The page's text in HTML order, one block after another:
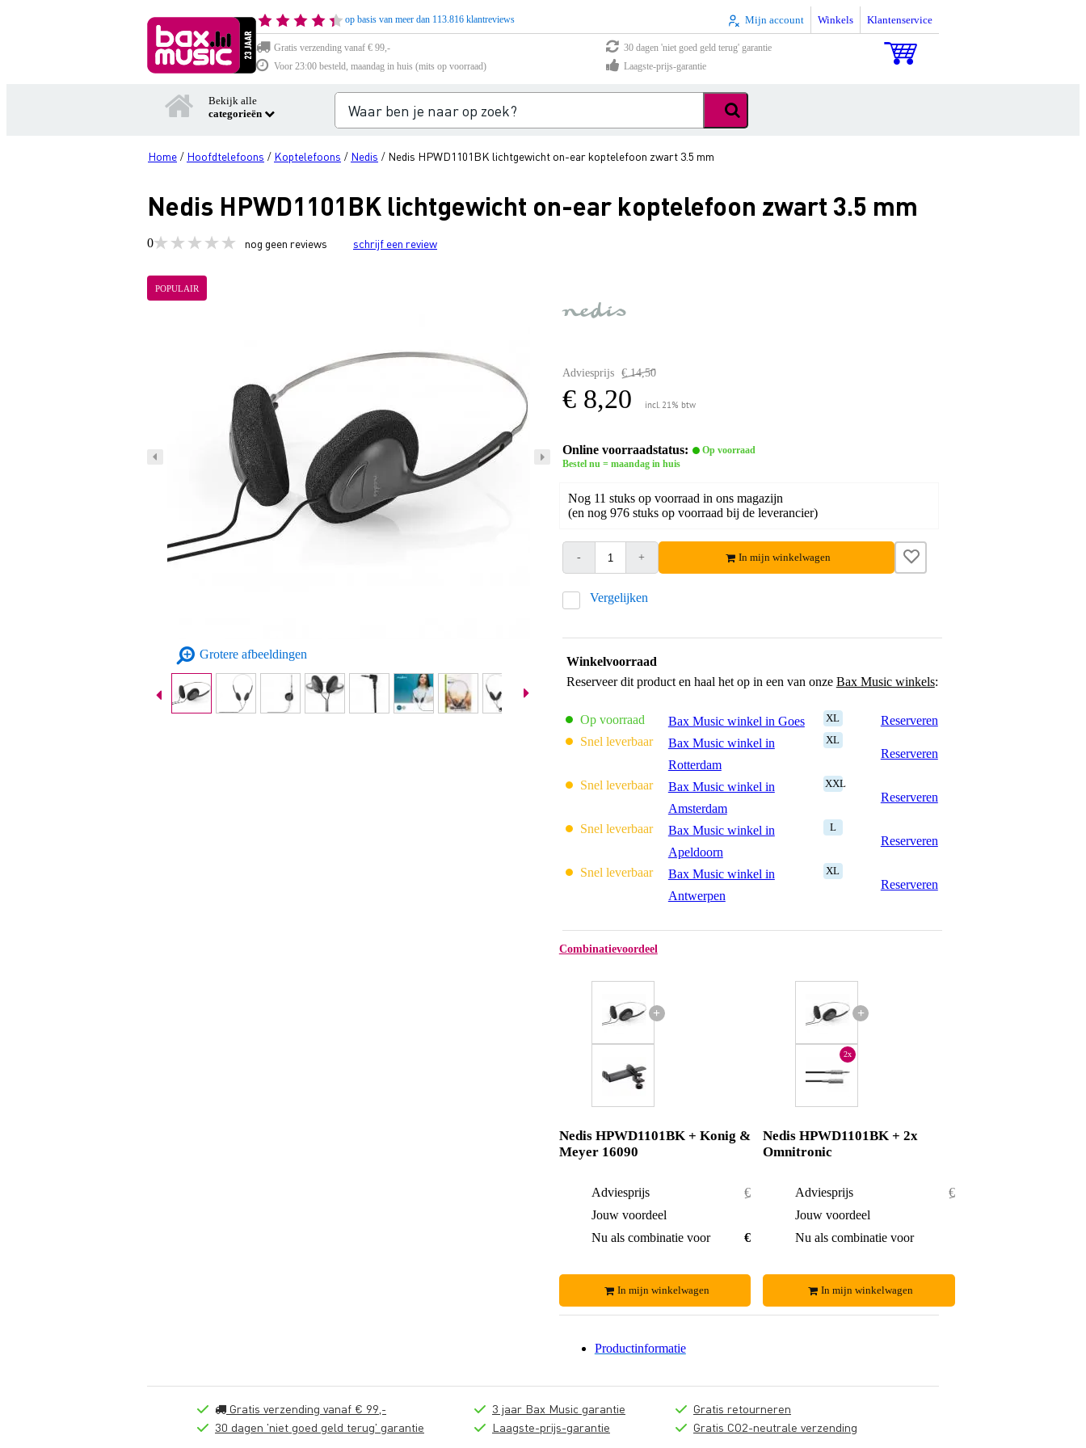
op basis van meer dan 113.816 klantreviews Mijn account Winkels Klantenservice
Gratis verzending vanaf € 99,-
30 dagen 'niet goed geld terug' garantie
Voor 23:00 besteld, maandag in huis (mits op voorraad)
Laagste-prijs-garantie
Bekijk alle
categorieën
Home / Hoofdtelefoons / Koptelefoons / Nedis / Nedis HPWD1101BK lichtgewicht on-ear koptelefoon zwart 3.5 mm
Nedis HPWD1101BK lichtgewicht on-ear koptelefoon zwart 3.5 mm
0 nog geen reviews schrijf een review
POPULAIR
Grotere afbeeldingen
Adviesprijs € 14,50
€ 8,20 incl. 21% btw
Online voorraadstatus:
Op voorraad
Bestel nu = maandag in huis
Nog 11 stuks op voorraad in ons magazijn
(en nog 976 stuks op voorraad bij de leverancier)
- + In mijn winkelwagen
Vergelijken
Winkelvoorraad
Reserveer dit product en haal het op in een van onze Bax Music winkels:
Op voorraad Bax Music winkel in Goes XL
Reserveren
Snel leverbaar
Bax Music winkel in
Rotterdam
XL
Reserveren
Snel leverbaar
Bax Music winkel in
Amsterdam
XXL
Reserveren
Snel leverbaar
Bax Music winkel in
Apeldoorn
L
Reserveren
Snel leverbaar
Bax Music winkel in
Antwerpen
XL
Reserveren
Combinatievoordeel
+
Nedis HPWD1101BK + Konig &
Meyer 16090
Adviesprijs
€ 21,95
Jouw voordeel
Nu als combinatie voor
€ 20,90
In mijn winkelwagen
+
2x
Nedis HPWD1101BK + 2x
Omnitronic
Adviesprijs
€ 30,80
Jouw voordeel
Nu als combinatie voor
In mijn winkelwagen
Productinformatie
Gratis verzending vanaf € 99,-
30 dagen 'niet goed geld terug' garantie
3 jaar Bax Music garantie
Laagste-prijs-garantie
Gratis retourneren
Gratis CO2-neutrale verzending